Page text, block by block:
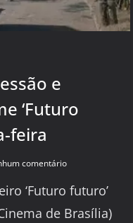
e
‘Futuro
feira
comentário
‘Futuro futuro’
de Brasília)